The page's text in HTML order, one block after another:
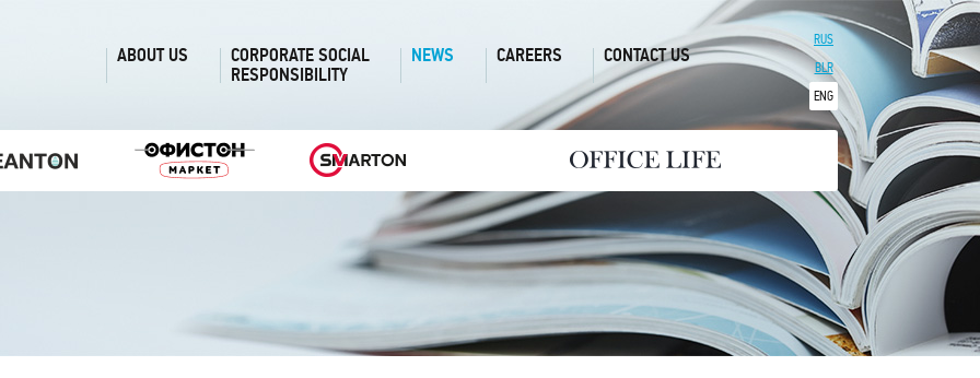
RUS
BLR
ENG
ABOUT US
CORPORATE SOCIAL
RESPONSIBILITY
NEWS CAREERS CONTACT US